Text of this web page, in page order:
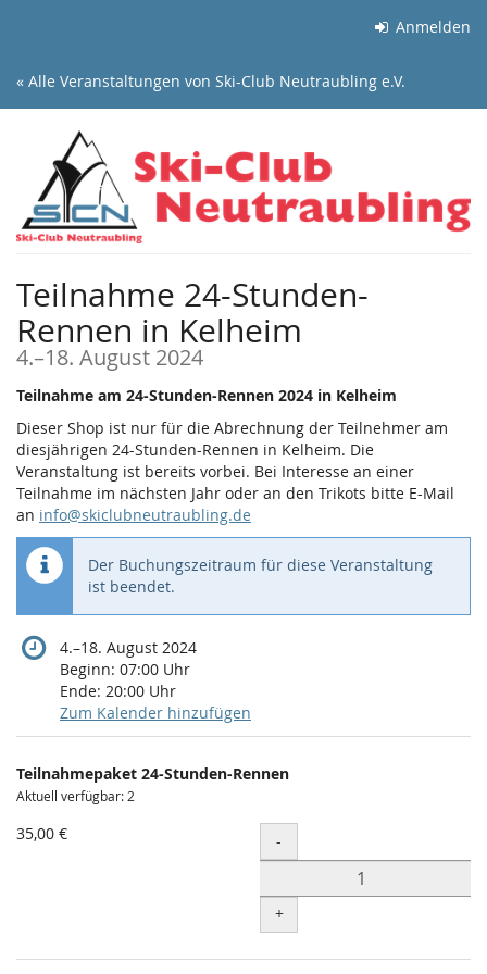
springen
Anmelden
« Alle Veranstaltungen von Ski-Club Neutraubling e.V.
Teilnahme 24-Stunden-
Rennen in Kelheim
4.–bis
18. August 2024
Teilnahme am 24-Stunden-Rennen 2024 in Kelheim
Dieser Shop ist nur für die Abrechnung der Teilnehmer am
diesjährigen 24-Stunden-Rennen in Kelheim. Die
Veranstaltung ist bereits vorbei. Bei Interesse an einer
Teilnahme im nächsten Jahr oder an den Trikots bitte E-Mail
an info@skiclubneutraubling.de
Der Buchungszeitraum für diese Veranstaltung
ist beendet.
4.–bis
18. August 2024
Beginn: 07:00 Uhr
Ende: 20:00 Uhr
Zum Kalender hinzufügen
Produkte
Unkategorisierte
Produkte
Teilnahmepaket 24-Stunden-Rennen
Aktuell verfügbar: 2
35,00 € Menge
-
+